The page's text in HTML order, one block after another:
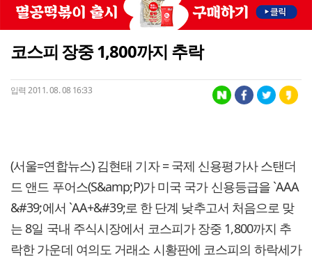
코스피 장중 1,800까지 추락
입력 2011. 08. 08 16:33
(서울=연합뉴스) 김현태 기자 = 국제 신용평가사 스탠더
드 앤드 푸어스(S&amp;P)가 미국 국가 신용등급을 `AAA
&#39;에서 `AA+&#39;로 한 단계 낮추고서 처음으로 맞
는 8일 국내 주식시장에서 코스피가 장중 1,800까지 추
락한 가운데 여의도 거래소 시황판에 코스피의 하락세가